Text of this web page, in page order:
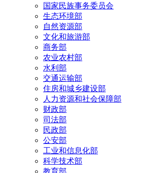
国家民族事务委员会
生态环境部
自然资源部
文化和旅游部
商务部
农业农村部
水利部
交通运输部
住房和城乡建设部
人力资源和社会保障部
财政部
司法部
民政部
公安部
工业和信息化部
科学技术部
教育部